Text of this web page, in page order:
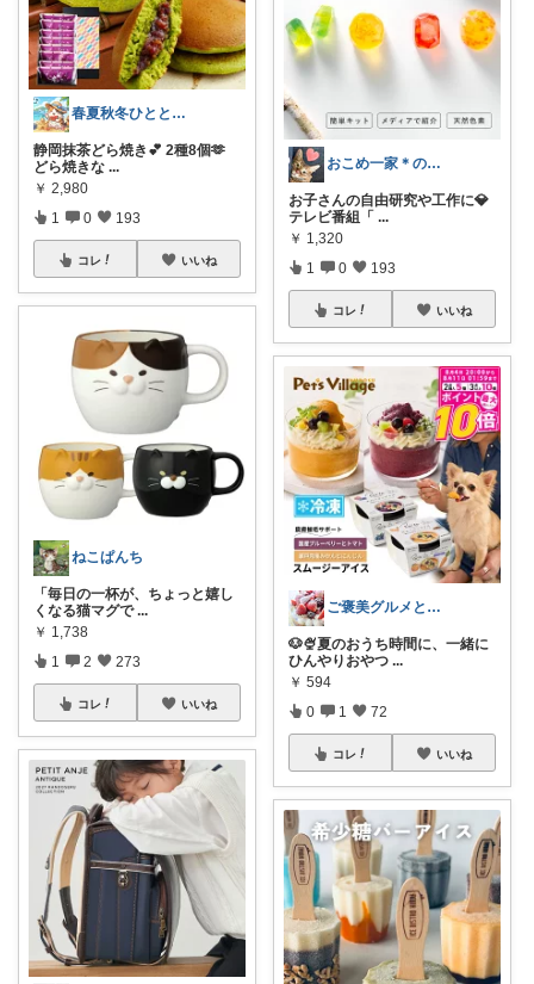
春夏秋冬ひととせねこ@元はゃぴ🐾
静岡抹茶どら焼き💕 2種8個🫶
どら焼きな ...
￥ 2,980
1 0 193
コレ いいね
ねこぱんち
「毎日の一杯が、ちょっと嬉し
くなる猫マグで ...
￥ 1,738
1 2 273
コレ いいね
おこめ一家＊のんびり復帰🏖️
お子さんの自由研究や工作に💎
テレビ番組「 ...
￥ 1,320
1 0 193
コレ いいね
ご褒美グルメと便利キッチン
🐶🍨夏のおうち時間に、一緒に
ひんやりおやつ ...
￥ 594
0 1 72
コレ いいね